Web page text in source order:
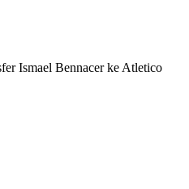
Ismael Bennacer ke Atletico